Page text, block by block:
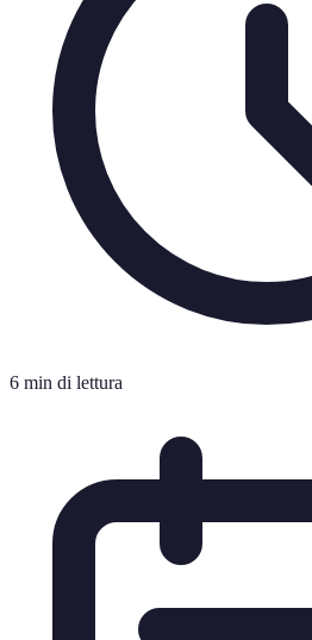
6 min di lettura